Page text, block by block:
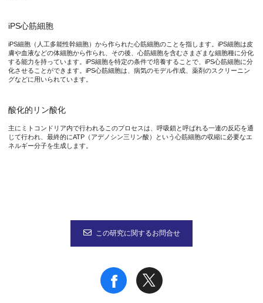
iPS心筋細胞
iPS細胞（人工多能性幹細胞）から作られた心筋細胞のことを指します。iPS細胞は皮
膚や血液などの体細胞から作られ、その後、心筋細胞を含むさまざまな細胞種に分化
する能力を持っています。iPS細胞を特定の条件で培養することで、iPS心筋細胞に分
化させることができます。iPS心筋細胞は、病気のモデル作成、薬剤のスクリーニン
グなどに用いられています。
酸化的リン酸化
主にミトコンドリア内で行われるこのプロセスは、呼吸鎖と呼ばれる一連の反応を通
じて行われ、最終的にATP（アデノシン三リン酸）という心筋細胞の収縮に必要なエ
ネルギー分子を生成します。
この研究に関するお問合せ